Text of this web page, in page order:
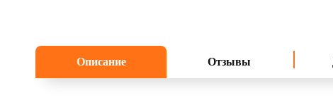
Описание Отзывы